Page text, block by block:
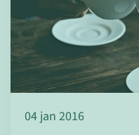
04 jan 2016